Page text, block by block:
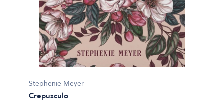
Stephenie Meyer
Crepusculo